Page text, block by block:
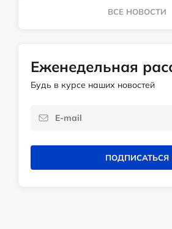
ВСЕ НОВОСТИ
Еженедельная
Будь в курсе наших новостей
ПОДПИСАТЬСЯ